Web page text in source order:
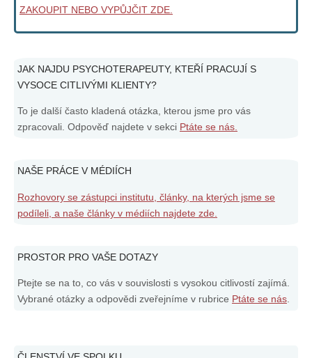
ZAKOUPIT NEBO VYPŮJČIT ZDE.
JAK NAJDU PSYCHOTERAPEUTY, KTEŘÍ PRACUJÍ S
VYSOCE CITLIVÝMI KLIENTY?
To je další často kladená otázka, kterou jsme pro vás
zpracovali. Odpověď najdete v sekci Ptáte se nás.
NAŠE PRÁCE V MÉDIÍCH
Rozhovory se zástupci institutu, články, na kterých jsme se
podíleli, a naše články v médiích najdete zde.
PROSTOR PRO VAŠE DOTAZY
Ptejte se na to, co vás v souvislosti s vysokou citlivostí zajímá.
Vybrané otázky a odpovědi zveřejníme v rubrice Ptáte se nás